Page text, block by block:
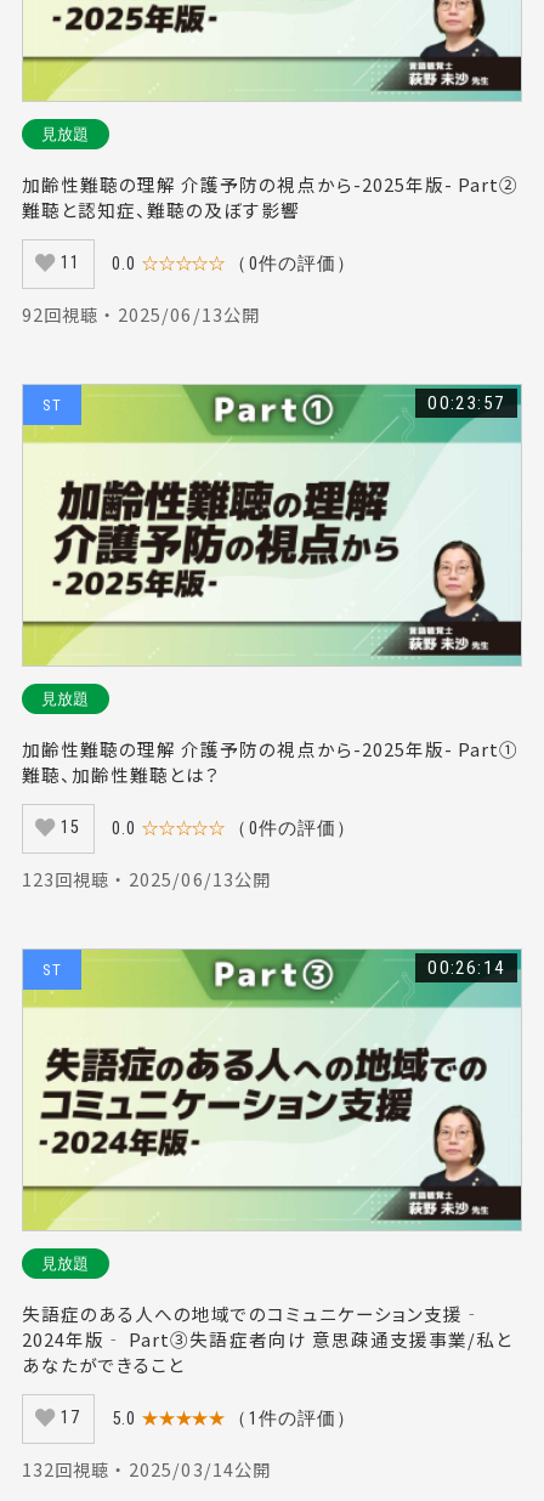
#自己研鑽（5）
#原麻理子（8）
#呼吸困難（6）
#遊び（9）
#障がい児（6）
#牧野日和（11）
#呼吸不全（6）
#傾聴（9）
#画像検査（4）
#石垣貴康（15）
#人材育成（10）
#相対的喉頭位置（1）
#介護老人保健施設（6）
#神経回路（3）
#骨盤サポート（1）
#リラクゼーション（1）
#乳幼児姿勢保持（3）
#補聴器（15）
#通所介護（4）
#ゲーム（9）
#労働基準法（3）
#海外（7）
#ハラスメント（7）
#うつ病（5）
#腹式呼吸（9）
#英会話（6）
#呼吸筋トレーニング（1）
#フレームワーク（4）
#就業規則（2）
#義足（2）
#八幡麻里（4）
#家族ケア（6）
#診断基準（2）
#心理的安全性（6）
#ウェアリングオフ（1）
#発声（10）
#松本重人（3）
#トレーナー（4）
#腹圧（9）
#ファイナンシャル・プランニング（9）
#コンプライアンス（2）
#鼓音（1）
#脊椎疾患（1）
#脳神経外科（2）
#芳賀大輔（5）
#ヘルニア（6）
#姿勢負荷（1）
#慢性硬膜下血腫（1）
#施設のインテリアリハビリテーション（1）
見放題
加齢性難聴の理解 介護予防の視点から-2025年版- Part②
難聴と認知症、難聴の及ぼす影響
11 0.0 ☆☆☆☆☆ （0件の評価）
92回視聴 ・ 2025/06/13公開
ST 00:23:57
見放題
加齢性難聴の理解 介護予防の視点から-2025年版- Part①
難聴、加齢性難聴とは？
15 0.0 ☆☆☆☆☆ （0件の評価）
123回視聴 ・ 2025/06/13公開
ST 00:26:14
見放題
失語症のある人への地域でのコミュニケーション支援‐
2024年版‐ Part③失語症者向け 意思疎通支援事業/私と
あなたができること
17 5.0 ★★★★★ （1件の評価）
132回視聴 ・ 2025/03/14公開